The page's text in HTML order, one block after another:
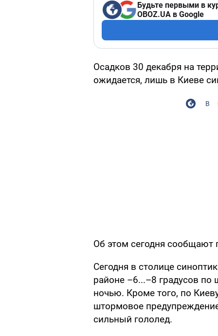
Будьте первыми в
OBOZ.UA в Google
Осадков 30 декабря на
ожидается, лишь в Киеве
Об этом сегодня сообщают
Сегодня в столице
районе –6...–8 градусов по
ночью. Кроме того, по
штормовое
сильный гололед.